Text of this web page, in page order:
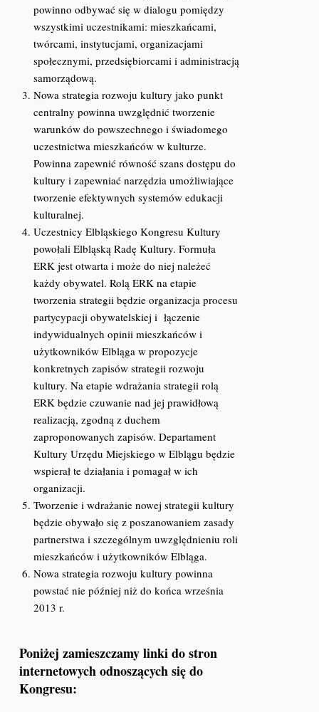
powinno odbywać się w dialogu pomiędzy
wszystkimi uczestnikami: mieszkańcami,
twórcami, instytucjami, organizacjami
społecznymi, przedsiębiorcami i administracją
samorządową.
Nowa strategia rozwoju kultury jako punkt
centralny powinna uwzględnić tworzenie
warunków do powszechnego i świadomego
uczestnictwa mieszkańców w kulturze.
Powinna zapewnić równość szans dostępu do
kultury i zapewniać narzędzia umożliwiające
tworzenie efektywnych systemów edukacji
kulturalnej.
Uczestnicy Elbląskiego Kongresu Kultury
powołali Elbląską Radę Kultury. Formuła
ERK jest otwarta i może do niej należeć
każdy obywatel. Rolą ERK na etapie
tworzenia strategii będzie organizacja procesu
partycypacji obywatelskiej i łączenie
indywidualnych opinii mieszkańców i
użytkowników Elbląga w propozycje
konkretnych zapisów strategii rozwoju
kultury. Na etapie wdrażania strategii rolą
ERK będzie czuwanie nad jej prawidłową
realizacją, zgodną z duchem
zaproponowanych zapisów. Departament
Kultury Urzędu Miejskiego w Elblągu będzie
wspierał te działania i pomagał w ich
organizacji.
Tworzenie i wdrażanie nowej strategii kultury
będzie obywało się z poszanowaniem zasady
partnerstwa i szczególnym uwzględnieniu roli
mieszkańców i użytkowników Elbląga.
Nowa strategia rozwoju kultury powinna
powstać nie później niż do końca września
2013 r.
Poniżej zamieszczamy linki do stron
internetowych odnoszących się do
Kongresu: